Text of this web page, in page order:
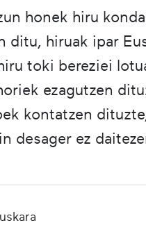
honek hiru
ditu, hiruak ipar
toki bereziei
ezagutzen
kontatzen
desager ez